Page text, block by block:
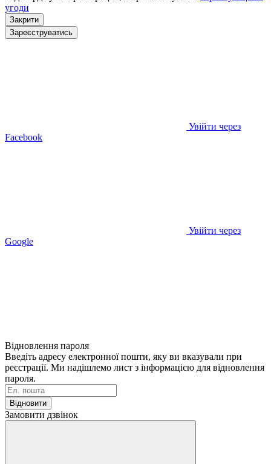
угоди
Закрити
Зареєструватись
Увійти через
Facebook
Увійти через
Google
Відновлення пароля
Введіть адресу електронної пошти, яку ви вказували при
реєстрації. Ми надішлемо лист з інформацією для відновлення
пароля.
Відновити
Замовити дзвінок